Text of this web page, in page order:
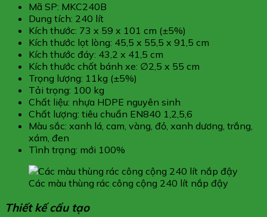
Mã SP: MKC240B
Dung tích: 240 lít
Kích thước: 73 x 59 x 101 cm (±5%)
Kích thước lọt lòng: 45,5 x 55,5 x 91,5 cm
Kích thước đáy: 43,2 x 41,5 cm
Kích thước chốt bánh xe: ∅2,5 x 55 cm
Trọng lượng: 11kg (±5%)
Tải trọng: 100 kg
Chất liệu: nhựa HDPE nguyên sinh
Chất lượng: tiêu chuẩn EN840 1,2,5,6
Màu sắc: xanh lá, cam, vàng, đỏ, xanh dương, trắng,
xám, đen
Tình trạng: mới 100%
Các màu thùng rác công cộng 240 lít nắp đậy
Thiết kế cấu tạo